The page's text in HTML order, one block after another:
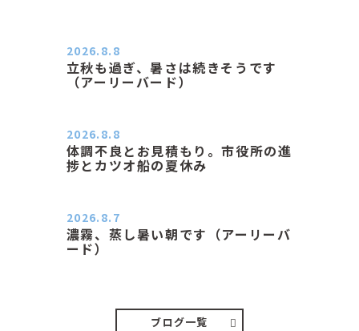
立秋も過ぎ、暑さは続きそうです
（アーリーバード）
2026.8.8
体調不良とお見積もり。市役所の進
捗とカツオ船の夏休み
2026.8.8
濃霧、蒸し暑い朝です（アーリーバ
ード）
2026.8.7
ブログ一覧